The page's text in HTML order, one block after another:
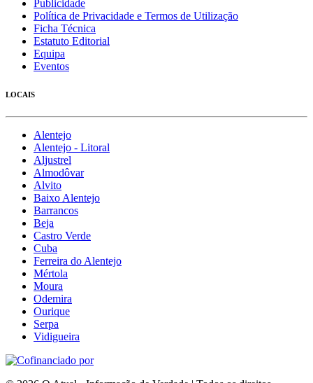
Publicidade
Política de Privacidade e Termos de Utilização
Ficha Técnica
Estatuto Editorial
Equipa
Eventos
LOCAIS
Alentejo
Alentejo - Litoral
Aljustrel
Almodôvar
Alvito
Baixo Alentejo
Barrancos
Beja
Castro Verde
Cuba
Ferreira do Alentejo
Mértola
Moura
Odemira
Ourique
Serpa
Vidigueira